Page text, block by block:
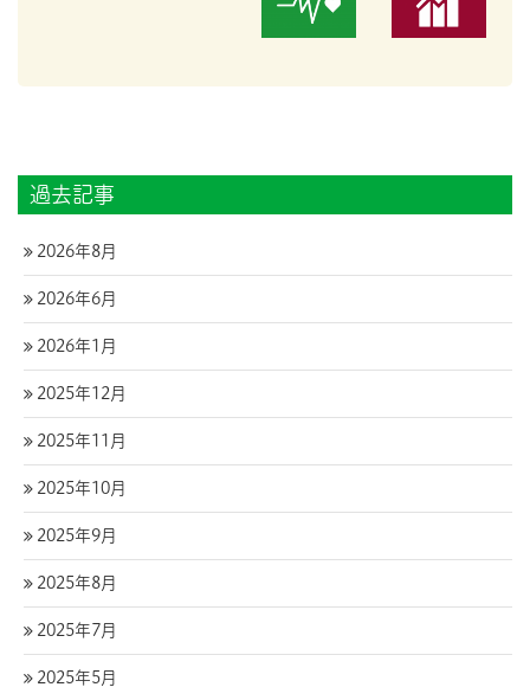
過去記事
2026年8月
2026年6月
2026年1月
2025年12月
2025年11月
2025年10月
2025年9月
2025年8月
2025年7月
2025年5月